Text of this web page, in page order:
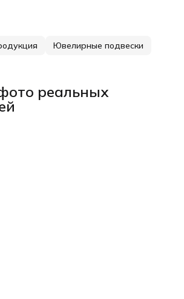
Ювелирные подвески
реальных